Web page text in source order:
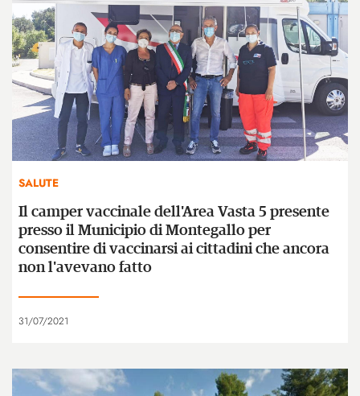
SALUTE
Il camper vaccinale dell'Area Vasta 5 presente
presso il Municipio di Montegallo per
consentire di vaccinarsi ai cittadini che ancora
non l'avevano fatto
31/07/2021